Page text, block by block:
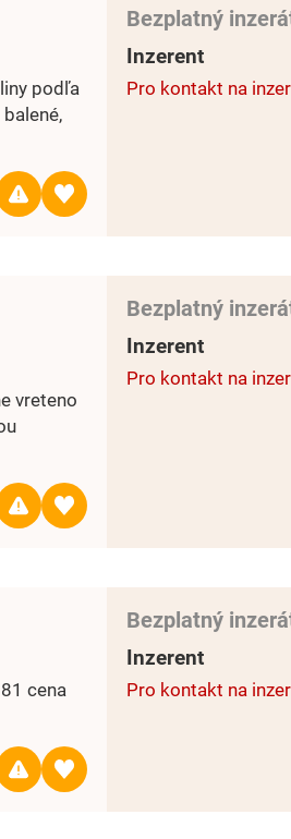
podľa
Bezplatný
Inzerent
Pro kontakt na
vreteno
Bezplatný
Inzerent
Pro kontakt na
cena
Bezplatný
Inzerent
Pro kontakt na